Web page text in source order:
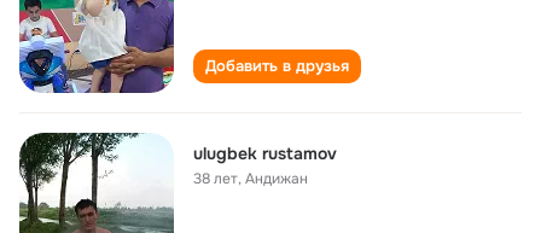
Добавить в друзья
ulugbek rustamov
38 лет,Андижан